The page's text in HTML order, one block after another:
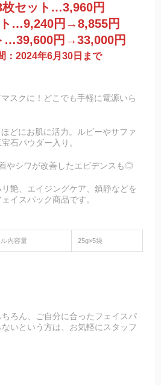
セット…3,960円
…9,240円→8,855円
…39,600円→33,000円
：2024年6月30日まで
スクに！どこでも手軽に電源いら
どにお肌に活力。ルビーやサファ
石パウダー入り。
やシワが改善したエビデンスも◎
艶、エイジングケア、鎮静などを
イスパック商品です。
内容量 25g×5袋
ろん、ご自分に合ったフェイスパ
いという方は、お気軽にスタッフ